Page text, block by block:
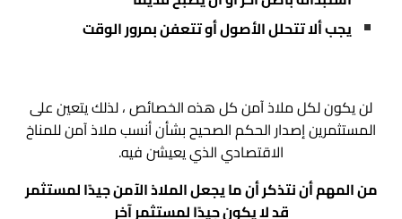
يجب ألا تتحلل الأصول أو تتعفن بمرور الوقت
لن يكون لكل ملاذ آمن كل هذه الخصائص ، لذلك يتعين على
المستثمرين إصدار الحكم الصحيح بشأن أنسب ملاذ آمن للمناخ
الاقتصادي الذي يعيشن فيه.
من المهم أن نتذكر أن ما يجعل الملاذ الآمن جيدًا لمستثمر
قد لا يكون جيدًا لمستثمر آخر